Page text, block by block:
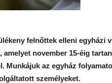
felnőttek elleni egyházi
november 15-éig
Munkájuk az egyház
személyeket.